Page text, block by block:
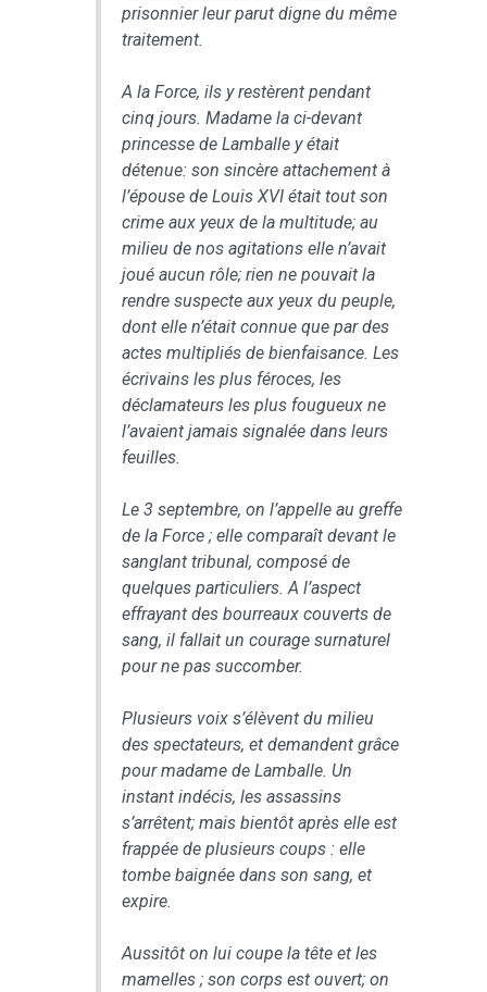
prisonnier leur parut digne du même
traitement.
A la Force, ils y restèrent pendant
cinq jours. Madame la ci-devant
princesse de Lamballe y était
détenue: son sincère attachement à
l’épouse de Louis XVI était tout son
crime aux yeux de la multitude; au
milieu de nos agitations elle n’avait
joué aucun rôle; rien ne pouvait la
rendre suspecte aux yeux du peuple,
dont elle n’était connue que par des
actes multipliés de bienfaisance. Les
écrivains les plus féroces, les
déclamateurs les plus fougueux ne
l’avaient jamais signalée dans leurs
feuilles.
Le 3 septembre, on l’appelle au greffe
de la Force ; elle comparaît devant le
sanglant tribunal, composé de
quelques particuliers. A l’aspect
effrayant des bourreaux couverts de
sang, il fallait un courage surnaturel
pour ne pas succomber.
Plusieurs voix s’élèvent du milieu
des spectateurs, et demandent grâce
pour madame de Lamballe. Un
instant indécis, les assassins
s’arrêtent; mais bientôt après elle est
frappée de plusieurs coups : elle
tombe baignée dans son sang, et
expire.
Aussitôt on lui coupe la tête et les
mamelles ; son corps est ouvert; on